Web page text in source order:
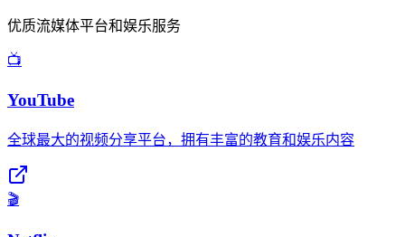
优质流媒体平台和娱乐服务
📺
YouTube
全球最大的视频分享平台，拥有丰富的教育和娱乐内容
🎬